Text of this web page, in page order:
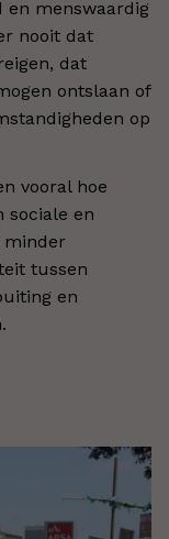
menswaardig
nooit dat
dat
ontslaan of
op
vooral hoe
sociale en
minder
tussen
en